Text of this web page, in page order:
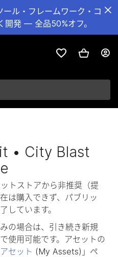
ル・フレームワーク・コ
開発 — 全品50%オフ。
• City Blast
トストアから非推奨（提
は購入できず、パブリッ
しています。
の場合は、引き続き新規
使用可能です。アセットの
セット (My Assets)」ペ